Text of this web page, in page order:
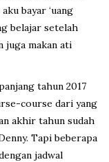
bayar ‘uang
belajar setelah
juga makan ati
tahun 2017
course dari yang
akhir tahun sudah
Tapi beberapa
jadwal